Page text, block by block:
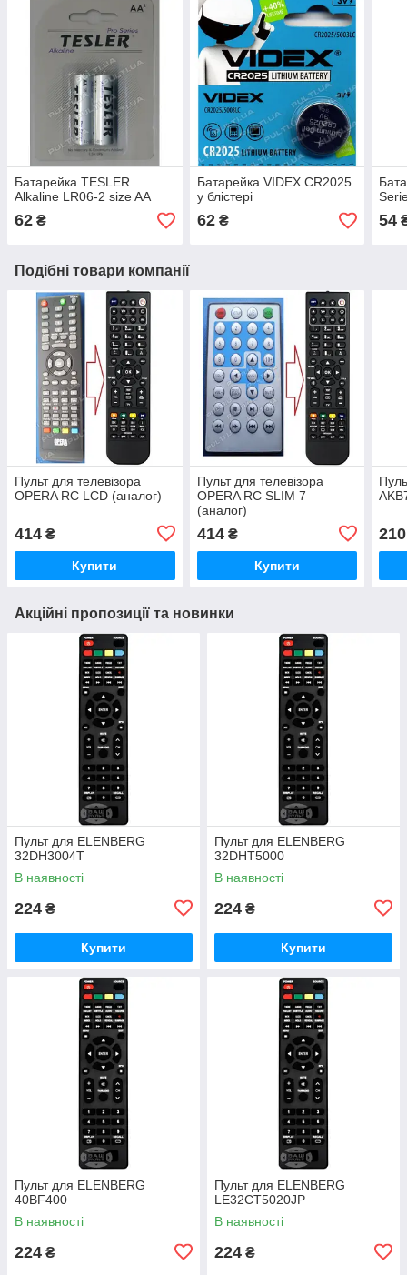
Батарейка TESLER
Alkaline LR06-2 size AA
62 ₴
Батарейка VIDEX CR2025
у блістері
62₴ 54
Подібні товари компанії
Пульт для телевізора
OPERA RC LCD (аналог)
414 ₴
Купити
Пульт для телевізора
OPERA RC SLIM 7
(аналог)
414₴
Купити
210
Акційні пропозиції та новинки
Пульт для ELENBERG
32DH3004T
В наявності
224 ₴
Купити
Пульт для ELENBERG
32DHT5000
В наявності
224 ₴
Купити
Пульт для ELENBERG
40BF400
В наявності
224 ₴
Пульт для ELENBERG
LE32CT5020JP
В наявності
224 ₴